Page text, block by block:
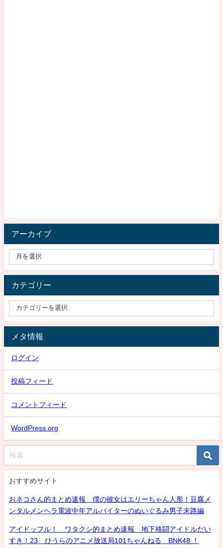
アーカイブ
カテゴリー
メタ情報
ログイン
投稿フィード
コメントフィード
WordPress.org
おすすめサイト
おネコさん的まとめ速報 僕の彼女はエリーちゃん人形！豆腐メ
ンタルメンヘラ電波中年アルバイターのぬいぐるみ男子末路編
アイドッフル！ ワタクシ的まとめ速報 地下格闘アイドルだい
すき！23 ひうらのアニメ放送局101ちゃんねる BNK48 ！